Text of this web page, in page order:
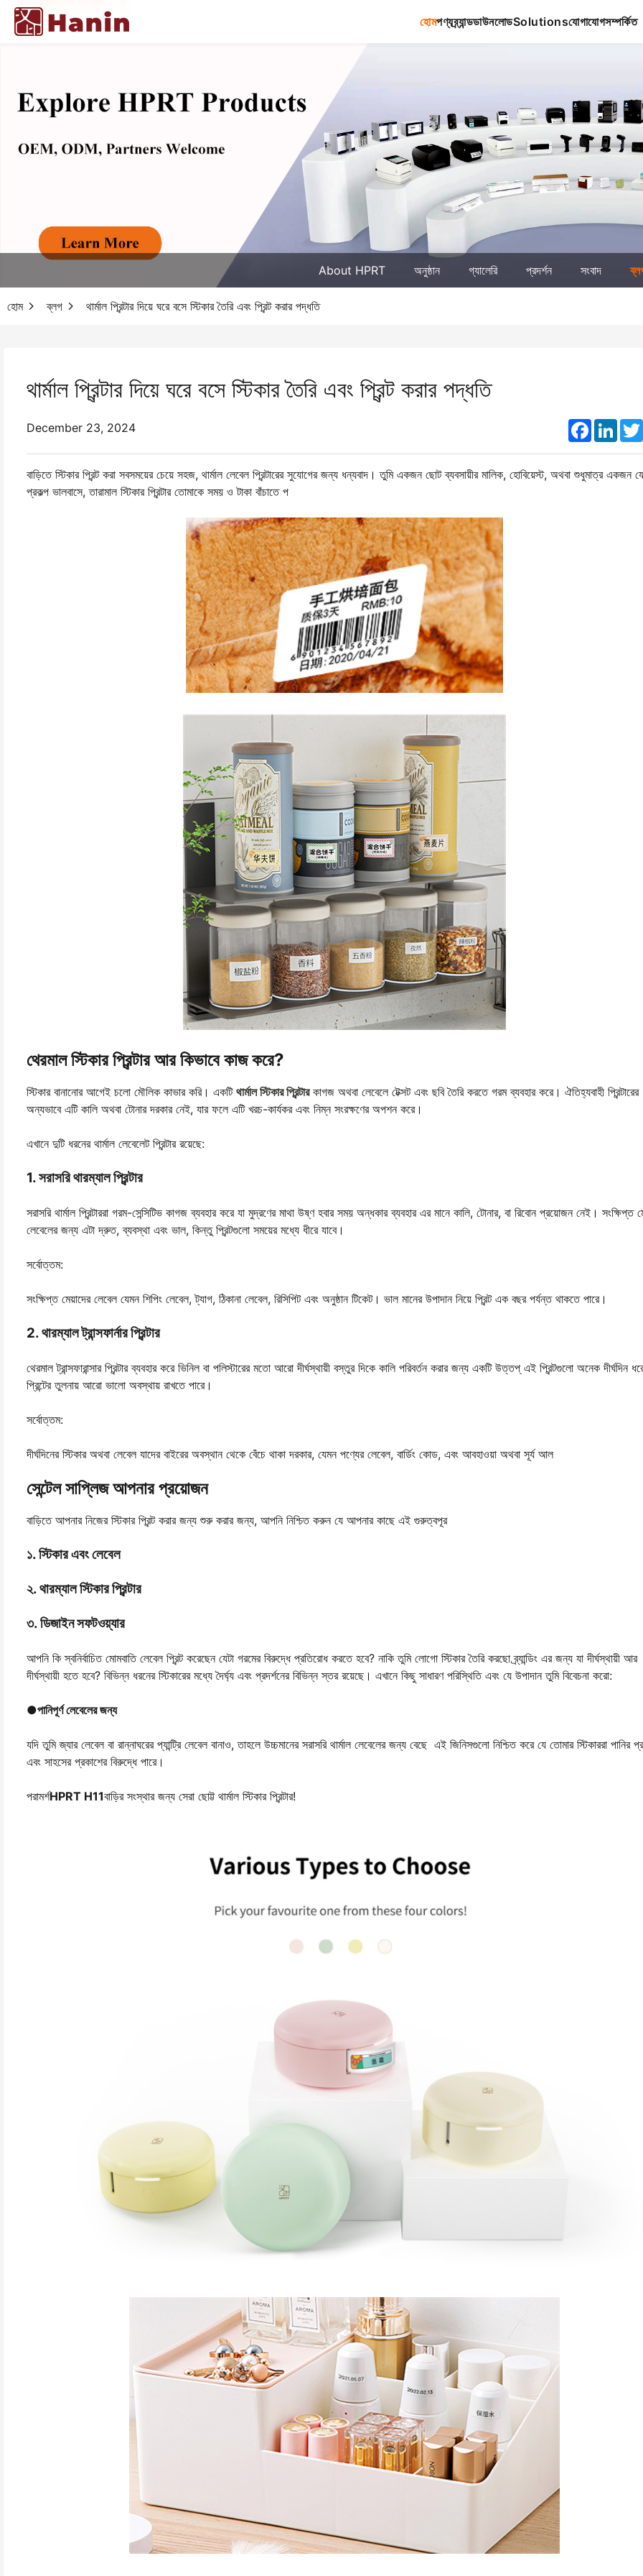
হোমপণ্যব্র্যান্ডডাউনলোডSolutionsযোগাযোগসম্পর্কিত
About HPRT অনুষ্ঠান গ্যালেরি প্রদর্শন সংবাদ
হোম ব্লগ থার্মাল প্রিন্টার দিয়ে ঘরে বসে স্টিকার তৈরি এবং প্রিন্ট করার পদ্ধতি
থার্মাল প্রিন্টার দিয়ে ঘরে বসে স্টিকার তৈরি এবং প্রিন্ট করার পদ্ধতি
December 23, 2024 Facebook
বাড়িতে স্টিকার প্রিন্ট করা সবসময়ের চেয়ে সহজ, থার্মাল লেবেল প্রিন্টারের সুযোগের জন্য ধন্যবাদ। তুমি একজন ছোট ব্যবসায়ীর মালিক, হোবিয়েস্ট, অথবা শুধুমাত্র একজন
প্রকল্প ভালবাসে, তারামাল স্টিকার প্রিন্টার তোমাকে সময় ও টাকা বাঁচাতে প
থেরমাল স্টিকার প্রিন্টার আর কিভাবে কাজ করে?
স্টিকার বানানোর আগেই চলো মৌলিক কাভার করি। একটি থার্মাল স্টিকার প্রিন্টারকাগজ অথবা লেবেলে টেক্সট এবং ছবি তৈরি করতে গরম ব্যবহার করে। ঐতিহ্যবাহী প্রিন্টারের
অন্যভাবে এটি কালি অথবা টোনার দরকার নেই, যার ফলে এটি খরচ-কার্যকর এবং নিম্ন সংরক্ষণের অপশন করে।
এখানে দুটি ধরনের থার্মাল লেবেলেট প্রিন্টার রয়েছে:
1. সরাসরি থারম্যাল প্রিন্টার
সরাসরি থার্মাল প্রিন্টাররা গরম-সেন্সিটিভ কাগজ ব্যবহার করে যা মুদ্রণের মাথা উষ্ণ হবার সময় অন্ধকার ব্যবহার এর মানে কালি, টোনার, বা রিবোন প্রয়োজন নেই। সংক্ষিপ্ত
লেবেলের জন্য এটা দ্রুত, ব্যবস্থা এবং ভাল, কিন্তু প্রিন্টগুলো সময়ের মধ্যে ধীরে যাবে।
সর্বোত্তম:
সংক্ষিপ্ত মেয়াদের লেবেল যেমন শিপিং লেবেল, ট্যাগ, ঠিকানা লেবেল, রিসিপিট এবং অনুষ্ঠান টিকেট। ভাল মানের উপাদান নিয়ে প্রিন্ট এক বছর পর্যন্ত থাকতে পারে।
2. থারম্যাল ট্রান্সফার্নার প্রিন্টার
থেরমাল ট্রান্সফারান্সার প্রিন্টার ব্যবহার করে ভিনিল বা পলিস্টারের মতো আরো দীর্ঘস্থায়ী বস্তুর দিকে কালি পরিবর্তন করার জন্য একটি উত্তপ্ এই প্রিন্টগুলো অনেক দীর্ঘদিন ধরে
প্রিন্টের তুলনায় আরো ভালো অবস্থায় রাখতে পারে।
সর্বোত্তম:
দীর্ঘদিনের স্টিকার অথবা লেবেল যাদের বাইরের অবস্থান থেকে বেঁচে থাকা দরকার, যেমন পণ্যের লেবেল, বার্ডিং কোড, এবং আবহাওয়া অথবা সূর্য আল
সেন্টেল সাপ্লিজ আপনার প্রয়োজন
বাড়িতে আপনার নিজের স্টিকার প্রিন্ট করার জন্য শুরু করার জন্য, আপনি নিশ্চিত করুন যে আপনার কাছে এই গুরুত্বপূর
১. স্টিকার এবং লেবেল
২. থারম্যাল স্টিকার প্রিন্টার
৩. ডিজাইন সফটওয়্যার
আপনি কি স্বনির্বাচিত মোমবাতি লেবেল প্রিন্ট করেছেন যেটা গরমের বিরুদ্ধে প্রতিরোধ করতে হবে? নাকি তুমি লোগো স্টিকার তৈরি করছো ব্র্যান্ডিং এর জন্য যা দীর্ঘস্থায়ী আর
দীর্ঘস্থায়ী হতে হবে? বিভিন্ন ধরনের স্টিকারের মধ্যে দৈর্ঘ্য এবং প্রদর্শনের বিভিন্ন স্তর রয়েছে। এখানে কিছু সাধারণ পরিস্থিতি এবং যে উপাদান তুমি বিবেচনা করো:
●পানিপূর্ণ লেবেলের জন্য
যদি তুমি জ্যার লেবেল বা রান্নাঘরের প্যান্ট্রি লেবেল বানাও, তাহলে উচ্চমানের সরাসরি থার্মাল লেবেলের জন্য বেছে এই জিনিসগুলো নিশ্চিত করে যে তোমার স্টিকাররা পানির
এবং সাহসের প্রকাশের বিরুদ্ধে পারে।
পরামর্শHPRT H11বাড়ির সংস্থার জন্য সেরা ছোট্ট থার্মাল স্টিকার প্রিন্টার!